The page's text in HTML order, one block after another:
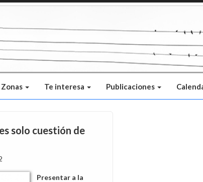
Zonas Te interesa Publicaciones
solo cuestión de
Presentar a la